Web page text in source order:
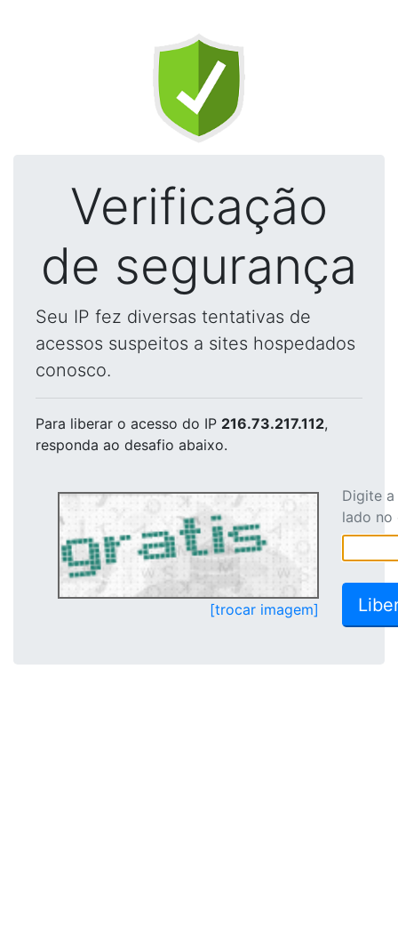
Verificação
de segurança
Seu IP fez diversas tentativas de
acessos suspeitos a sites hospedados
conosco.
Para liberar o acesso do IP 216.73.217.112,
responda ao desafio abaixo.
[trocar imagem]
Digite
lado no